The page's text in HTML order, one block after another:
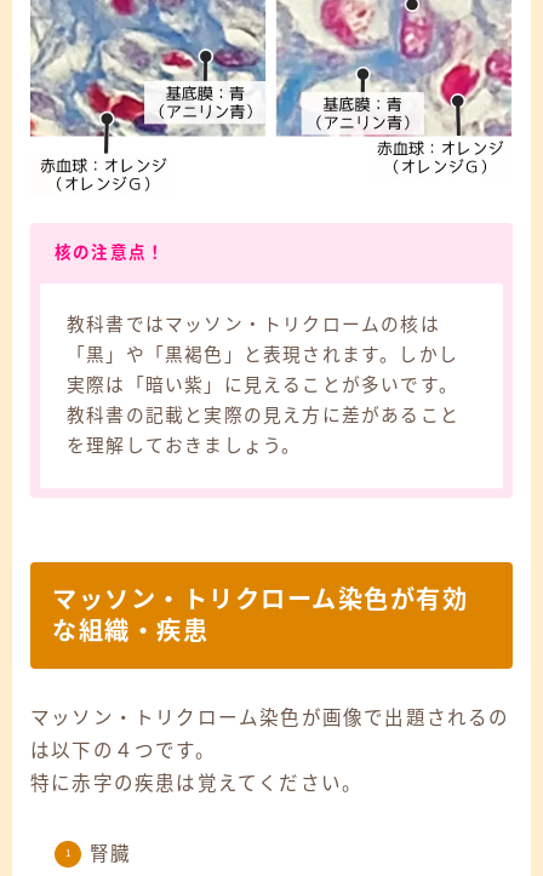
核の注意点！
教科書ではマッソン・トリクロームの核は
「黒」や「黒褐色」と表現されます。しかし
実際は「暗い紫」に見えることが多いです。
教科書の記載と実際の見え方に差があること
を理解しておきましょう。
マッソン・トリクローム染色が有効
な組織・疾患
マッソン・トリクローム染色が画像で出題されるの
は以下の４つ です。
特に赤字の疾患は覚えてください。
腎臓